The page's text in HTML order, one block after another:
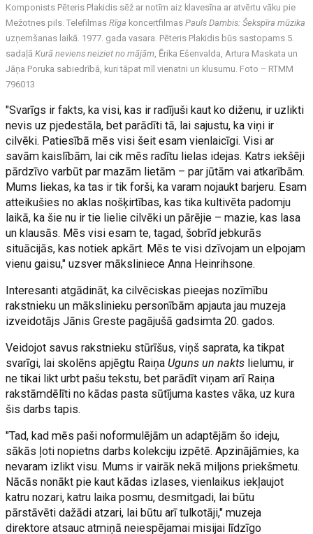
Komponists Pēteris Plakidis sēž ar notīm aiz klavesīna ar atvērtu vāku pie
Mežotnes pils. TelefilmasRīga koncertfilmasPauls Dambis: Šekspīra mūzika
uzņemšanas laikā. 1977. gada vasara. Pēteris Plakidis būs sastopams 5.
sadaļāKurā neviens neiziet no mājām, Ērika Ešenvalda, Artura Maskata un
Jāņa Poruka sabiedrībā, kuri tāpat mīl vienatni un klusumu. Foto – RTMM
796013
"Svarīgs ir fakts, ka visi, kas ir radījuši kaut ko diženu, ir uzlikti
nevis uz pjedestāla, bet parādīti tā, lai sajustu, ka viņi ir
cilvēki. Patiesībā mēs visi šeit esam vienlaicīgi. Visi ar
savām kaislībām, lai cik mēs radītu lielas idejas. Katrs iekšēji
pārdzīvo varbūt par mazām lietām – par jūtām vai atkarībām.
Mums liekas, ka tas ir tik forši, ka varam nojaukt barjeru. Esam
atteikušies no aklas nošķirtības, kas tika kultivēta padomju
laikā, ka šie nu ir tie lielie cilvēki un pārējie – mazie, kas lasa
un klausās. Mēs visi esam te, tagad, šobrīd jebkurās
situācijās, kas notiek apkārt. Mēs te visi dzīvojam un elpojam
vienu gaisu," uzsver māksliniece Anna Heinrihsone.
Interesanti atgādināt, ka cilvēciskas pieejas nozīmību
rakstnieku un mākslinieku personībām apjauta jau muzeja
izveidotājs Jānis Greste pagājušā gadsimta 20. gados.
Veidojot savus rakstnieku stūrīšus, viņš saprata, ka tikpat
svarīgi, lai skolēns apjēgtu Raiņa Uguns un nakts lielumu, ir
ne tikai likt urbt pašu tekstu, bet parādīt viņam arī Raiņa
rakstāmdēlīti no kādas pasta sūtījuma kastes vāka, uz kura
šis darbs tapis.
"Tad, kad mēs paši noformulējām un adaptējām šo ideju,
sākās ļoti nopietns darbs kolekciju izpētē. Apzinājāmies, ka
nevaram izlikt visu. Mums ir vairāk nekā miljons priekšmetu.
Nācās nonākt pie kaut kādas izlases, vienlaikus iekļaujot
katru nozari, katru laika posmu, desmitgadi, lai būtu
pārstāvēti dažādi atzari, lai būtu arī tulkotāji," muzeja
direktore atsauc atmiņā neiespējamai misijai līdzīgo